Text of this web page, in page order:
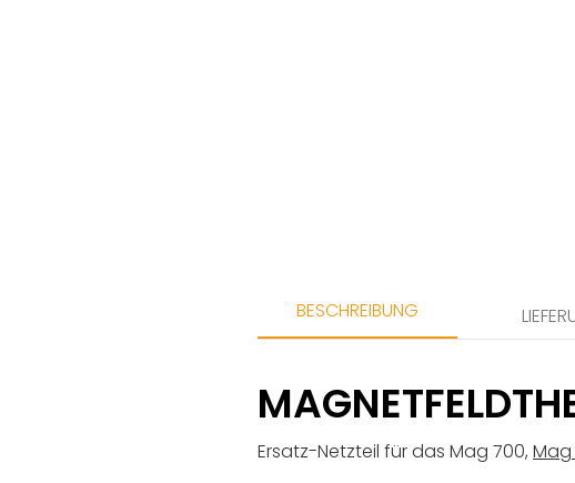
BESCHREIBUNG
Ersatz-Netzteil für das Mag 700,